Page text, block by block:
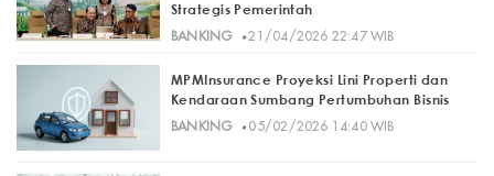
Strategis Pemerintah
BANKING· 21/04/2026 22:47 WIB
MPMInsurance Proyeksi Lini Properti dan
Kendaraan Sumbang Pertumbuhan Bisnis
BANKING· 05/02/2026 14:40 WIB